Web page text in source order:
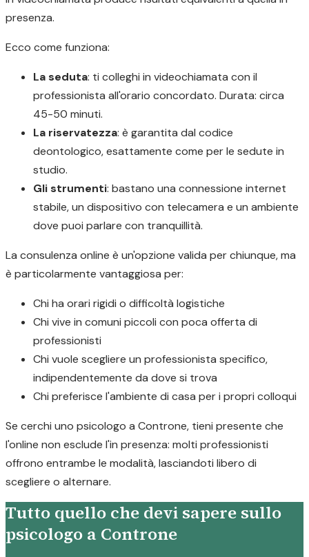
presenza.
Ecco come funziona:
La seduta: ti colleghi in videochiamata con il
professionista all'orario concordato. Durata: circa
45-50 minuti.
La riservatezza: è garantita dal codice
deontologico, esattamente come per le sedute in
studio.
Gli strumenti: bastano una connessione internet
stabile, un dispositivo con telecamera e un ambiente
dove puoi parlare con tranquillità.
La consulenza online è un'opzione valida per chiunque, ma
è particolarmente vantaggiosa per:
Chi ha orari rigidi o difficoltà logistiche
Chi vive in comuni piccoli con poca offerta di
professionisti
Chi vuole scegliere un professionista specifico,
indipendentemente da dove si trova
Chi preferisce l'ambiente di casa per i propri colloqui
Se cerchi uno psicologo a Controne, tieni presente che
l'online non esclude l'in presenza: molti professionisti
offrono entrambe le modalità, lasciandoti libero di
scegliere o alternare.
Tutto quello che devi sapere sullo
psicologo a Controne